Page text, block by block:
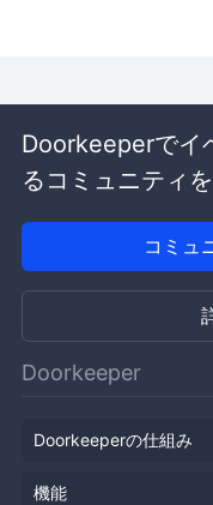
Doorkeeperでイ
るコミュニティ
コミュ
Doorkeeper
Doorkeeperの仕組み
機能